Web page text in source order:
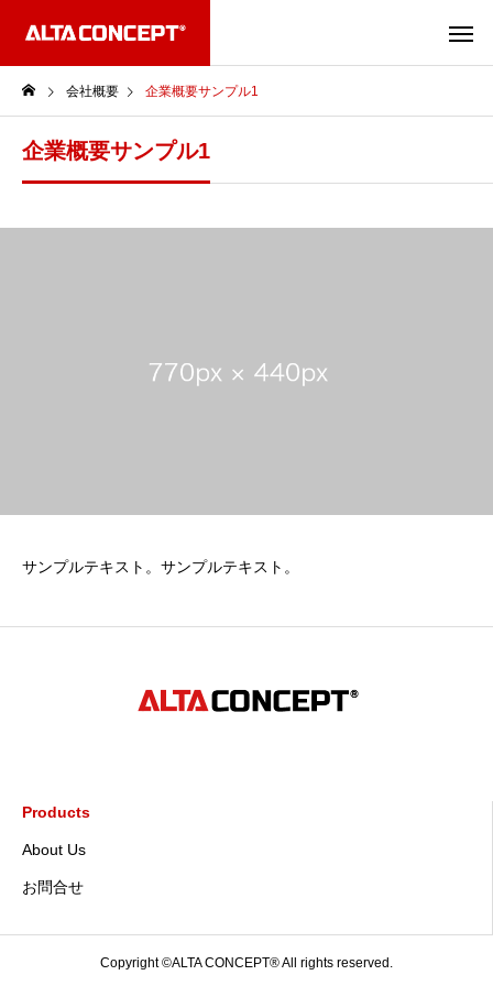
会社概要 企業概要サンプル1
企業概要サンプル1
サンプルテキスト。サンプルテキスト。
Products
About Us
お問合せ
Copyright ©ALTA CONCEPT® All rights reserved.